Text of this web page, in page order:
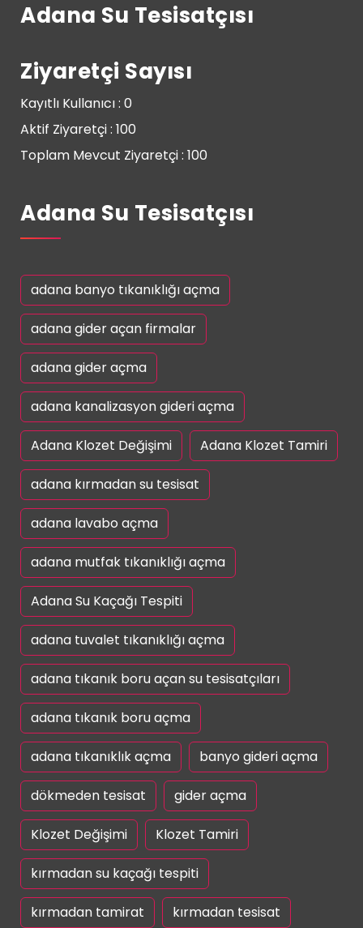
Adana Su Tesisatçısı
Ziyaretçi Sayısı
Kayıtlı Kullanıcı : 0
Aktif Ziyaretçi : 100
Toplam Mevcut Ziyaretçi : 100
Adana Su Tesisatçısı
adana banyo tıkanıklığı açma
adana gider açan firmalar
adana gider açma
adana kanalizasyon gideri açma
Adana Klozet Değişimi Adana Klozet Tamiri
adana kırmadan su tesisat
adana lavabo açma
adana mutfak tıkanıklığı açma
Adana Su Kaçağı Tespiti
adana tuvalet tıkanıklığı açma
adana tıkanık boru açan su tesisatçıları
adana tıkanık boru açma
adana tıkanıklık açma banyo gideri açma
dökmeden tesisat gider açma
Klozet Değişimi Klozet Tamiri
kırmadan su kaçağı tespiti
kırmadan tamirat kırmadan tesisat